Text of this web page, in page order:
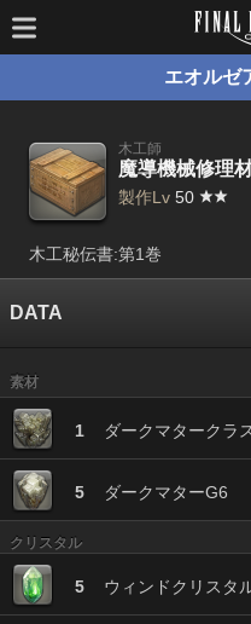
エオルゼ
木工師
魔導機械修理
製作Lv 50
木工秘伝書:第1巻
DATA
素材
1 ダークマタークラ
5 ダークマターG6
クリスタル
5 ウィンドクリスタ